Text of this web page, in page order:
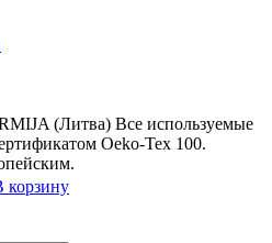
(Литва) Все используемые
Oeko-Tex 100.
корзину